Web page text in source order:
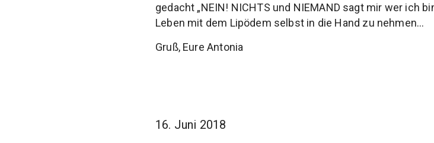
gedacht „NEIN! NICHTS und NIEMAND sagt mir wer ich
Leben mit dem Lipödem selbst in die Hand zu nehmen…
Gruß, Eure Antonia
16. Juni 2018